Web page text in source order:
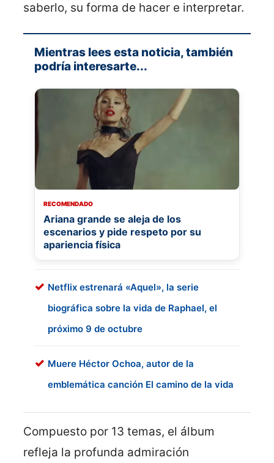
saberlo, su forma de hacer e interpretar.
Mientras lees esta noticia, también
podría interesarte...
RECOMENDADO
Ariana grande se aleja de los
escenarios y pide respeto por su
apariencia física
Netflix estrenará «Aquel», la serie
biográfica sobre la vida de Raphael, el
próximo 9 de octubre
Muere Héctor Ochoa, autor de la
emblemática canción El camino de la vida
Compuesto por 13 temas, el álbum
refleja la profunda admiración